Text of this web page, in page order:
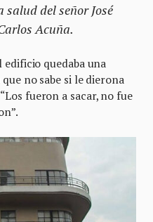
del señor José
Acuña.
edificio quedaba una
no sabe si le dierona
fueron a sacar, no fue